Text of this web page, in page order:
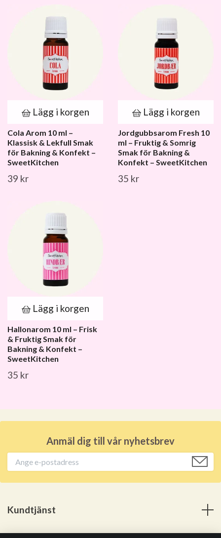
Lägg i korgen
Cola Arom 10 ml –
Klassisk & Lekfull Smak
för Bakning & Konfekt –
SweetKitchen
39 kr
Lägg i korgen
Jordgubbsarom Fresh 10
ml – Fruktig & Somrig
Smak för Bakning &
Konfekt – SweetKitchen
35 kr
Lägg i korgen
Hallonarom 10 ml – Frisk
& Fruktig Smak för
Bakning & Konfekt –
SweetKitchen
35 kr
Anmäl dig till vår nyhetsbrev
Kundtjänst